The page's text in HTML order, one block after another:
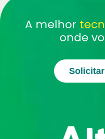
A melhor
onde